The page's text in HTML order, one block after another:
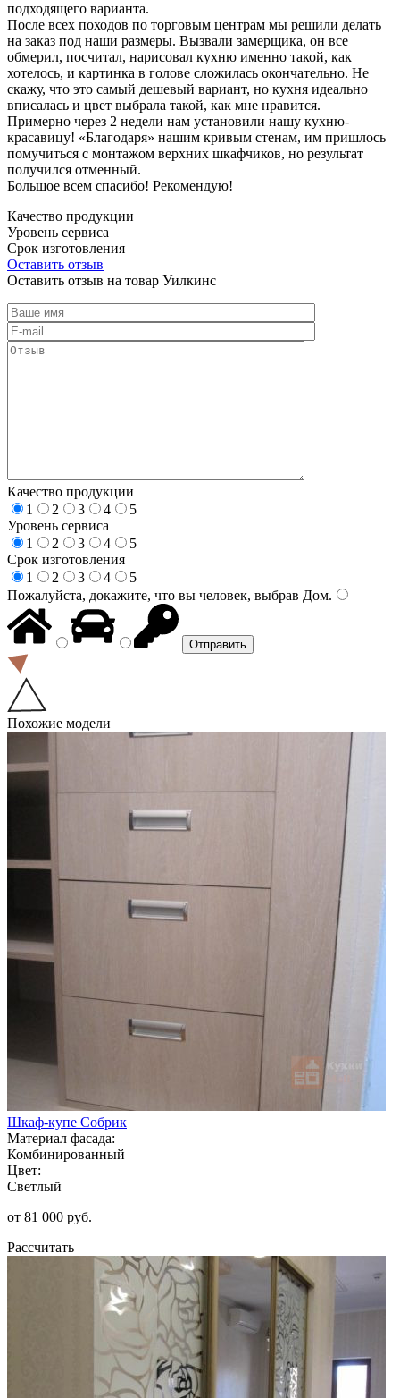
подходящего варианта.
После всех походов по торговым центрам мы решили делать
на заказ под наши размеры. Вызвали замерщика, он все
обмерил, посчитал, нарисовал кухню именно такой, как
хотелось, и картинка в голове сложилась окончательно. Не
скажу, что это самый дешевый вариант, но кухня идеально
вписалась и цвет выбрала такой, как мне нравится.
Примерно через 2 недели нам установили нашу кухню-
красавицу! «Благодаря» нашим кривым стенам, им пришлось
помучиться с монтажом верхних шкафчиков, но результат
получился отменный.
Большое всем спасибо! Рекомендую!
Качество продукции
Уровень сервиса
Срок изготовления
Оставить отзыв
Оставить отзыв на товар Уилкинс
Качество продукции
1
2 3 4
5
Уровень сервиса
1
2 3 4
5
Срок изготовления
1
2 3 4
5
Пожалуйста, докажите, что вы человек, выбрав Дом.
Похожие модели
Шкаф-купе Собрик
Материал фасада:
Комбинированный
Цвет:
Светлый
от 81 000 руб.
Рассчитать